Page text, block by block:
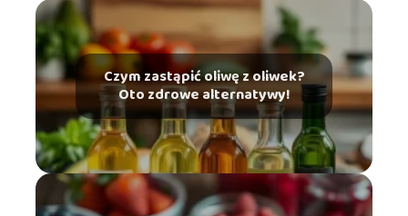
Czym zastąpić oliwę z oliwek?
Oto zdrowe alternatywy!